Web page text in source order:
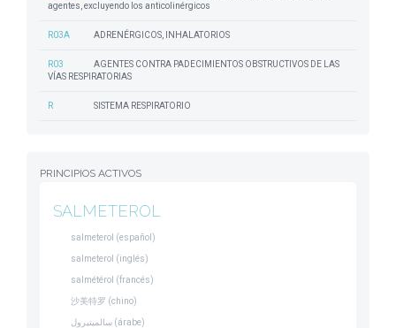
agentes, excluyendo los anticolinérgicos
R03A ADRENÉRGICOS, INHALATORIOS
R03
AGENTES CONTRA PADECIMIENTOS OBSTRUCTIVOS DE LAS
VÍAS RESPIRATORIAS
R SISTEMA RESPIRATORIO
PRINCIPIOS ACTIVOS
SALMETEROL
salmeterol (español)
salmeterol (inglés)
salmétérol (francés)
沙美特罗 (chino)
سالميتيرول (árabe)